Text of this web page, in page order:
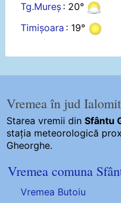
Tg.Mureș : 20°
Timișoara : 19°
Vremea în jud
Starea vremii dinSfântu
stația meteorologică
Gheorghe.
Vremea comuna
Vremea Butoiu